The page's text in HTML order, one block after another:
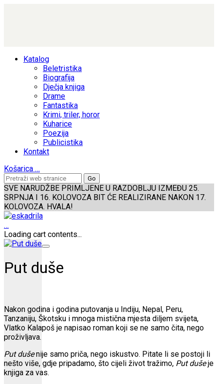
Katalog
Beletristika
Biografija
Dječja knjiga
Drame
Fantastika
Krimi, triler, horor
Kuharice
Poezija
Publicistika
Kontakt
Košarica …
SVE NARUDŽBE PRIMLJENE U RAZDOBLJU IZMEĐU 25.
SRPNJA I 16. KOLOVOZA BIT ĆE REALIZIRANE NAKON 17.
KOLOVOZA. HVALA!
…
Loading cart contents...
Put duše
Nakon godina i godina putovanja u Indiju, Nepal, Peru,
Tanzaniju, Škotsku i mnoga mistična mjesta diljem svijeta,
Vlatko Kalapoš je napisao roman koji se ne samo čita, nego
proživljava.
Put dušenije samo priča, nego iskustvo. Pitate li se postoji li
nešto više, gdje pripadamo, što cijeli život tražimo, Put dušeje
knjiga za vas.